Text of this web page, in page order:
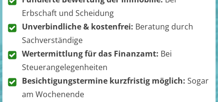
Erbschaft und Scheidung
Unverbindliche & kostenfrei: Beratung durch
Sachverständige
Wertermittlung für das Finanzamt: Bei
Steuerangelegenheiten
Besichtigungstermine kurzfristig möglich: Sogar
am Wochenende